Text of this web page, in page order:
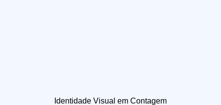
Identidade Visual em Contagem